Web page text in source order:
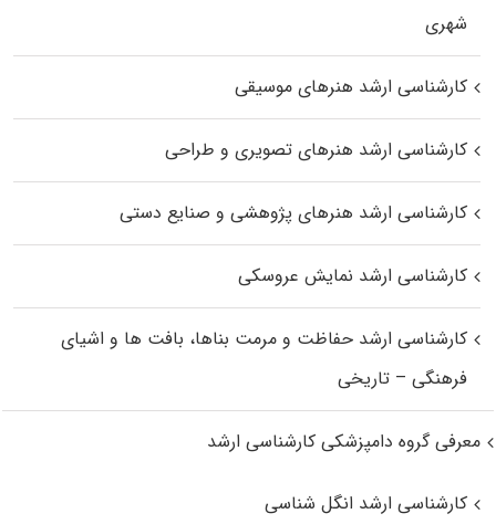
شهری
کارشناسی ارشد هنرهای موسیقی
کارشناسی ارشد هنرهای تصویری و طراحی
کارشناسی ارشد هنرهای پژوهشی و صنایع دستی
کارشناسی ارشد نمایش عروسکی
کارشناسی ارشد حفاظت و مرمت بناها، بافت‌ ها و اشیای
فرهنگی – تاریخی
معرفی گروه دامپزشکی کارشناسی ارشد
کارشناسی ارشد انگل شناسی